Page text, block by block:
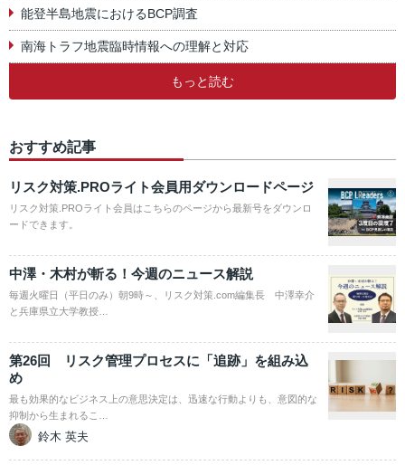
能登半島地震におけるBCP調査
南海トラフ地震臨時情報への理解と対応
もっと読む
おすすめ記事
リスク対策.PROライト会員用ダウンロードページ
リスク対策.PROライト会員はこちらのページから最新号をダウンロ
ードできます。
中澤・木村が斬る！今週のニュース解説
毎週火曜日（平日のみ）朝9時～、リスク対策.com編集長 中澤幸介
と兵庫県立大学教授…
第26回 リスク管理プロセスに「追跡」を組み込
め
最も効果的なビジネス上の意思決定は、迅速な行動よりも、意図的な
抑制から生まれるこ…
鈴木 英夫